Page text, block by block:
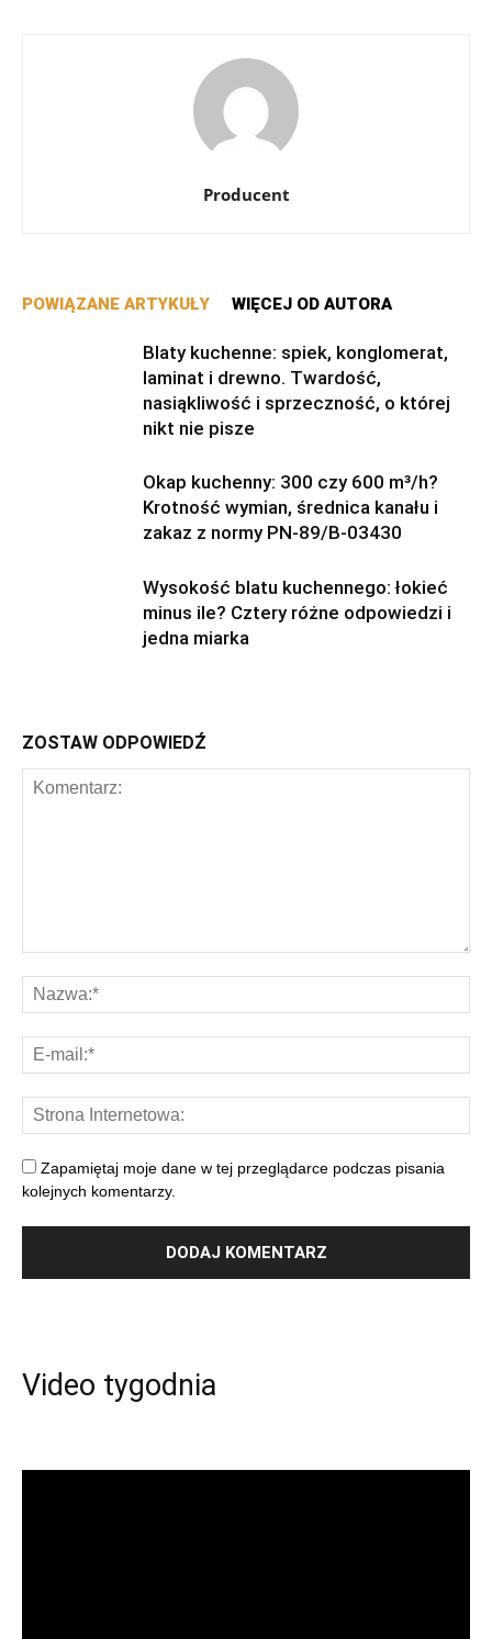
Producent
POWIĄZANE ARTYKUŁY WIĘCEJ OD AUTORA
Blaty kuchenne: spiek, konglomerat,
laminat i drewno. Twardość,
nasiąkliwość i sprzeczność, o której
nikt nie pisze
Okap kuchenny: 300 czy 600 m³/h?
Krotność wymian, średnica kanału i
zakaz z normy PN-89/B-03430
Wysokość blatu kuchennego: łokieć
minus ile? Cztery różne odpowiedzi i
jedna miarka
ZOSTAW ODPOWIEDŹ
Zapamiętaj moje dane w tej przeglądarce podczas pisania
kolejnych komentarzy.
Video tygodnia